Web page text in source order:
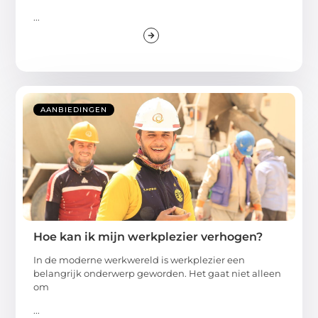
...
AANBIEDINGEN
Hoe kan ik mijn werkplezier verhogen?
In de moderne werkwereld is werkplezier een
belangrijk onderwerp geworden. Het gaat niet alleen
om
...